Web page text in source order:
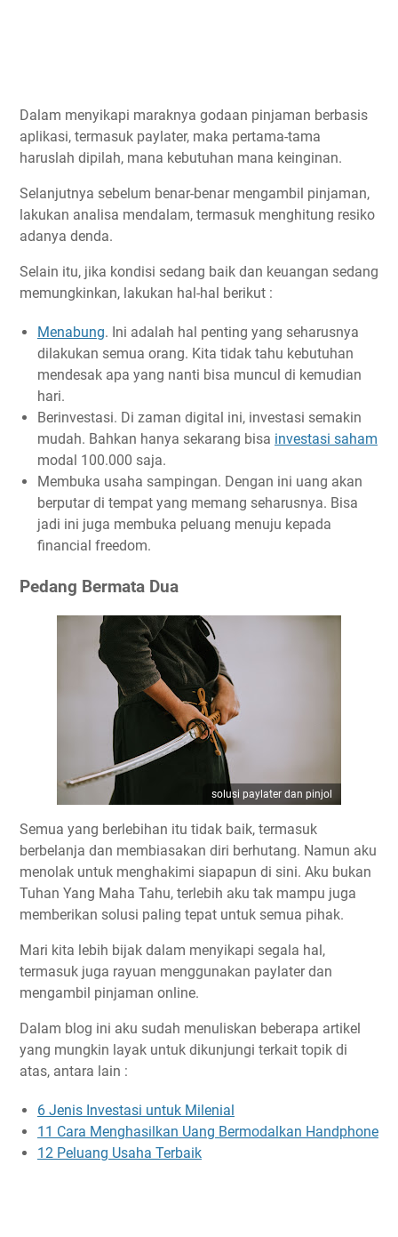
Dalam menyikapi maraknya godaan pinjaman berbasis
aplikasi, termasuk paylater, maka pertama-tama
haruslah dipilah, mana kebutuhan mana keinginan.
Selanjutnya sebelum benar-benar mengambil pinjaman,
lakukan analisa mendalam, termasuk menghitung resiko
adanya denda.
Selain itu, jika kondisi sedang baik dan keuangan sedang
memungkinkan, lakukan hal-hal berikut :
Menabung. Ini adalah hal penting yang seharusnya
dilakukan semua orang. Kita tidak tahu kebutuhan
mendesak apa yang nanti bisa muncul di kemudian
hari.
Berinvestasi. Di zaman digital ini, investasi semakin
mudah. Bahkan hanya sekarang bisa investasi saham
modal 100.000 saja.
Membuka usaha sampingan. Dengan ini uang akan
berputar di tempat yang memang seharusnya. Bisa
jadi ini juga membuka peluang menuju kepada
financial freedom.
Pedang Bermata Dua
solusi paylater dan pinjol
Semua yang berlebihan itu tidak baik, termasuk
berbelanja dan membiasakan diri berhutang. Namun aku
menolak untuk menghakimi siapapun di sini. Aku bukan
Tuhan Yang Maha Tahu, terlebih aku tak mampu juga
memberikan solusi paling tepat untuk semua pihak.
Mari kita lebih bijak dalam menyikapi segala hal,
termasuk juga rayuan menggunakan paylater dan
mengambil pinjaman online.
Dalam blog ini aku sudah menuliskan beberapa artikel
yang mungkin layak untuk dikunjungi terkait topik di
atas, antara lain :
6 Jenis Investasi untuk Milenial
11 Cara Menghasilkan Uang Bermodalkan Handphone
12 Peluang Usaha Terbaik